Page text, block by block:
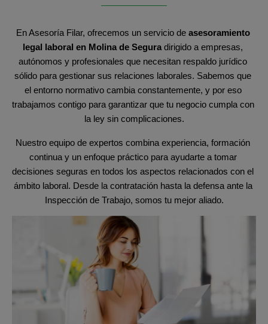
En Asesoría Filar, ofrecemos un servicio de asesoramiento
legal laboral en Molina de Segura dirigido a empresas,
autónomos y profesionales que necesitan respaldo jurídico
sólido para gestionar sus relaciones laborales. Sabemos que
el entorno normativo cambia constantemente, y por eso
trabajamos contigo para garantizar que tu negocio cumpla con
la ley sin complicaciones.
Nuestro equipo de expertos combina experiencia, formación
continua y un enfoque práctico para ayudarte a tomar
decisiones seguras en todos los aspectos relacionados con el
ámbito laboral. Desde la contratación hasta la defensa ante la
Inspección de Trabajo, somos tu mejor aliado.